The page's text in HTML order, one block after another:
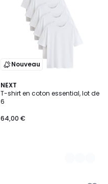
Nouveau
NEXT
T-shirt en coton essential, lot de
6
64,00 €
2
Couleurs